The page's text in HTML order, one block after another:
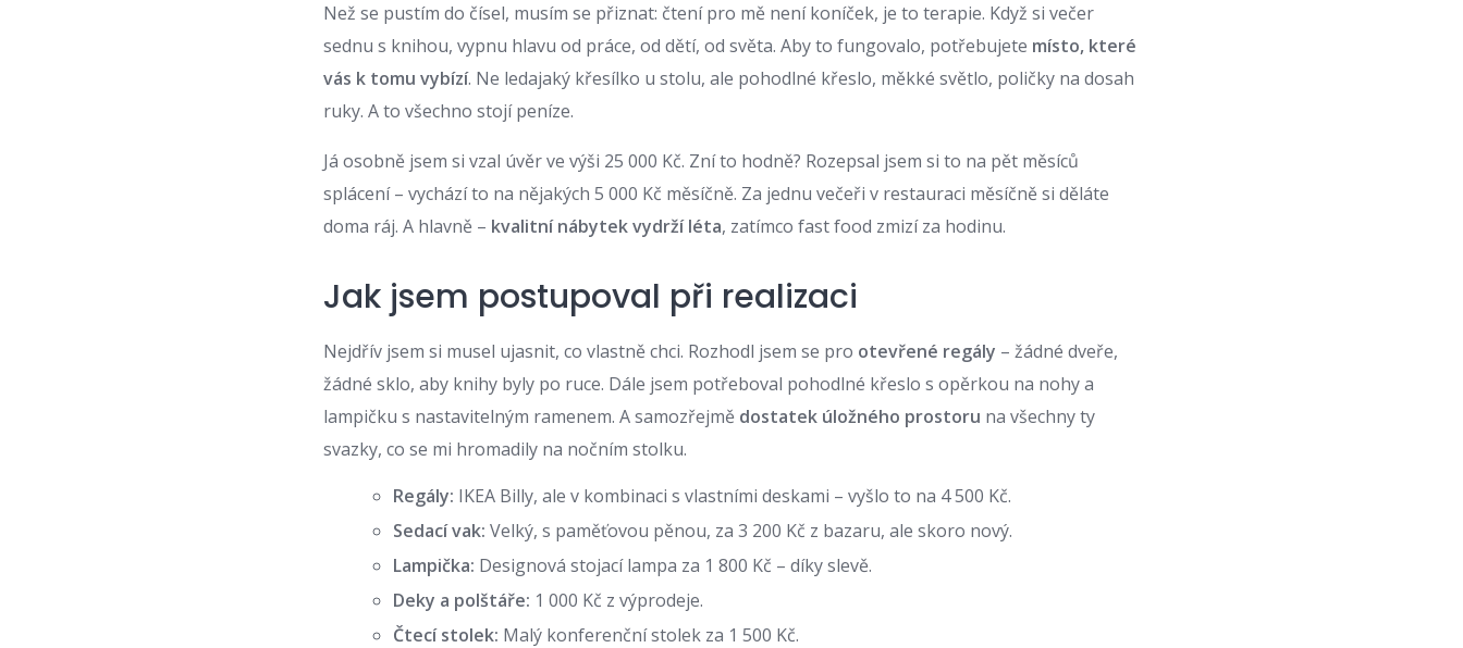
Než se pustím do čísel, musím se přiznat: čtení pro mě není koníček, je to terapie. Když si večer
sednu s knihou, vypnu hlavu od práce, od dětí, od světa. Aby to fungovalo, potřebujete místo, které
vás k tomu vybízí. Ne ledajaký křesílko u stolu, ale pohodlné křeslo, měkké světlo, poličky na dosah
ruky. A to všechno stojí peníze.
Já osobně jsem si vzal úvěr ve výši 25 000 Kč. Zní to hodně? Rozepsal jsem si to na pět měsíců
splácení – vychází to na nějakých 5 000 Kč měsíčně. Za jednu večeři v restauraci měsíčně si děláte
doma ráj. A hlavně – kvalitní nábytek vydrží léta, zatímco fast food zmizí za hodinu.
Jak jsem postupoval při realizaci
Nejdřív jsem si musel ujasnit, co vlastně chci. Rozhodl jsem se pro otevřené regály – žádné dveře,
žádné sklo, aby knihy byly po ruce. Dále jsem potřeboval pohodlné křeslo s opěrkou na nohy a
lampičku s nastavitelným ramenem. A samozřejmě dostatek úložného prostoru na všechny ty
svazky, co se mi hromadily na nočním stolku.
Regály: IKEA Billy, ale v kombinaci s vlastními deskami – vyšlo to na 4 500 Kč.
Sedací vak: Velký, s paměťovou pěnou, za 3 200 Kč z bazaru, ale skoro nový.
Lampička: Designová stojací lampa za 1 800 Kč – díky slevě.
Deky a polštáře: 1 000 Kč z výprodeje.
Čtecí stolek: Malý konferenční stolek za 1 500 Kč.